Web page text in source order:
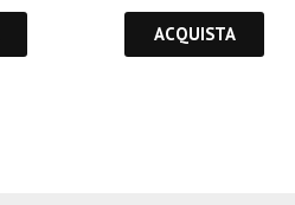
ACQUISTA